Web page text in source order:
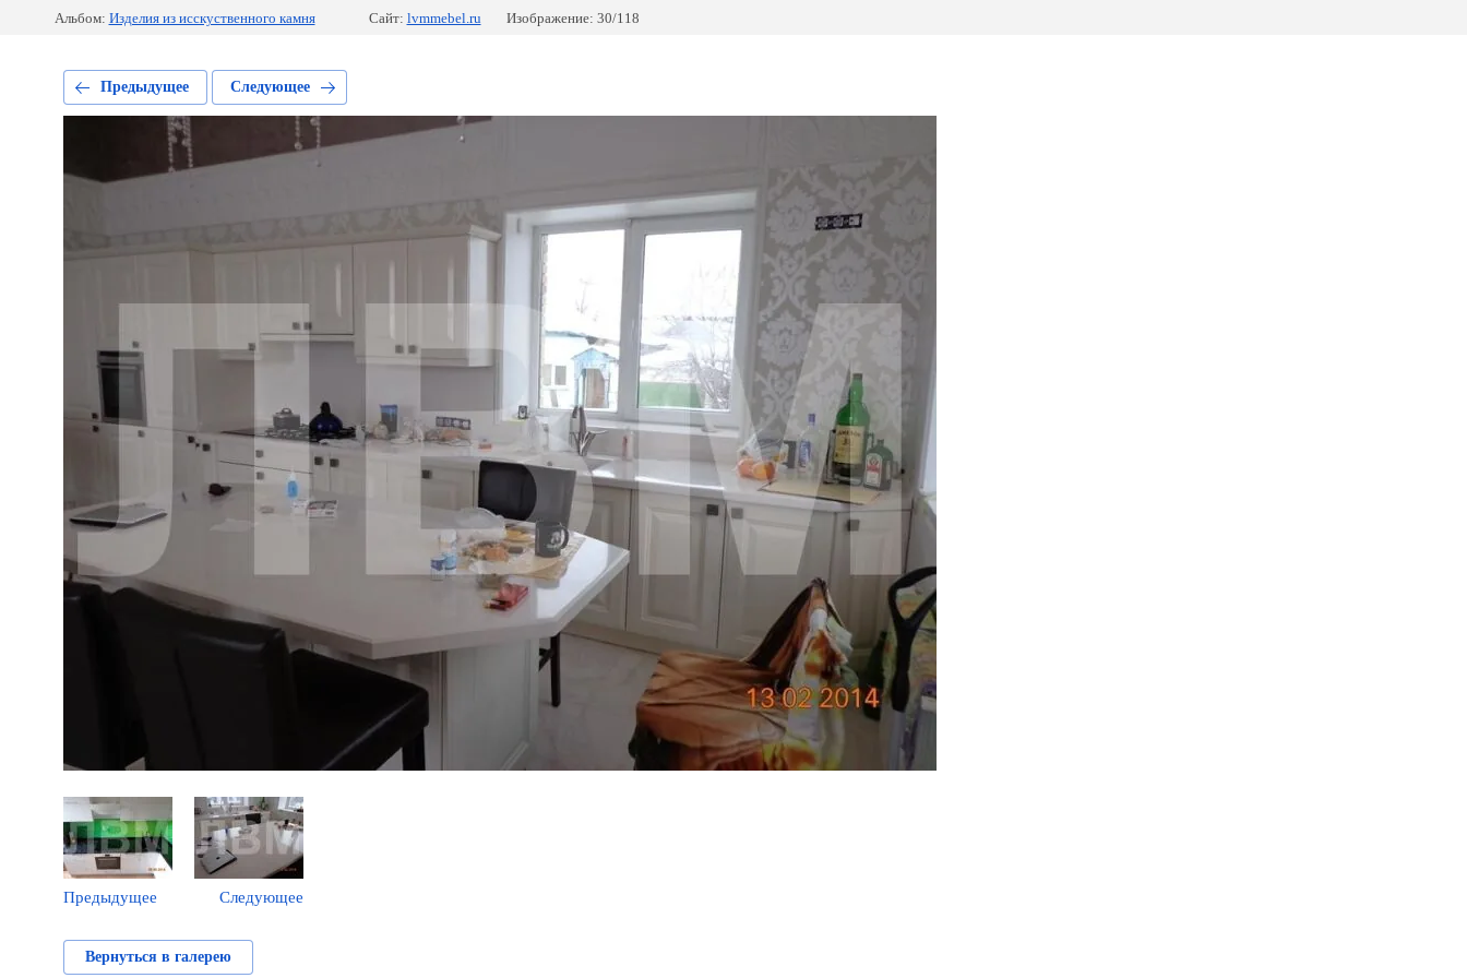
Альбом: Изделия из исскуственного камня Сайт: lvmmebel.ru Изображение: 30/118
Предыдущее Следующее
Предыдущее Следующее
Вернуться в галерею